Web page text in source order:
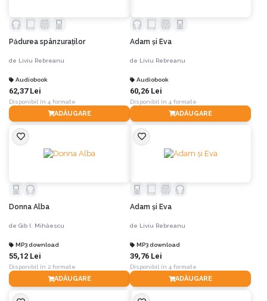
Pădurea spânzuraților
de Liviu Rebreanu
Audiobook
62,37 Lei
Disponibil în 4 formate
ADĂUGARE
Adam şi Eva
de Liviu Rebreanu
Audiobook
60,26 Lei
Disponibil în 4 formate
ADĂUGARE
Donna Alba
de Gib I. Mihăescu
MP3 download
55,12 Lei
Disponibil în 2 formate
ADĂUGARE
Adam şi Eva
de Liviu Rebreanu
MP3 download
39,76 Lei
Disponibil în 4 formate
ADĂUGARE